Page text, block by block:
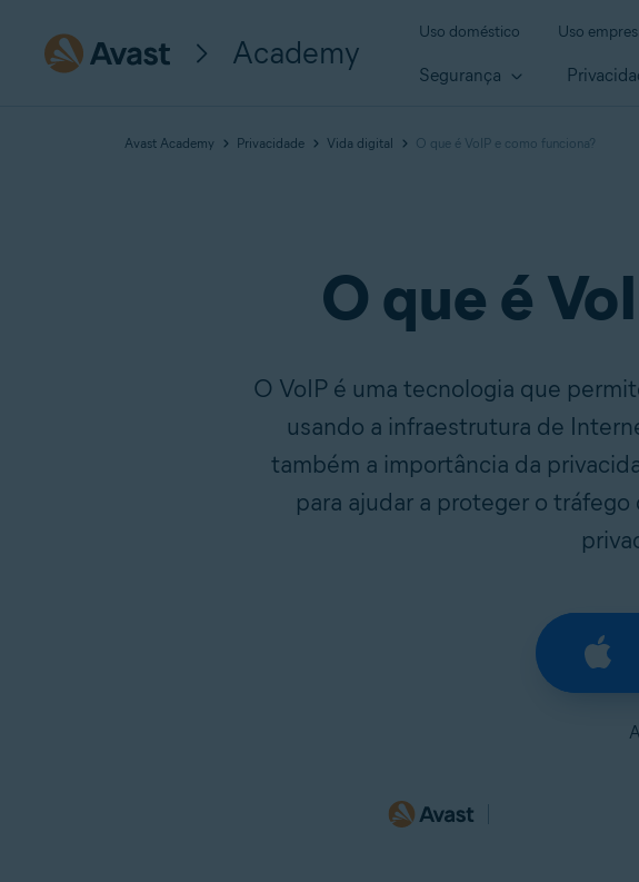
Academy
Uso doméstico Uso
Segurança
Avast Academy Privacidade Vida digital O que é VoIP e como funciona?
O que é
O VoIP é uma tecnologia que
usando a infraestrutura de
também a importância da
para ajudar a proteger o